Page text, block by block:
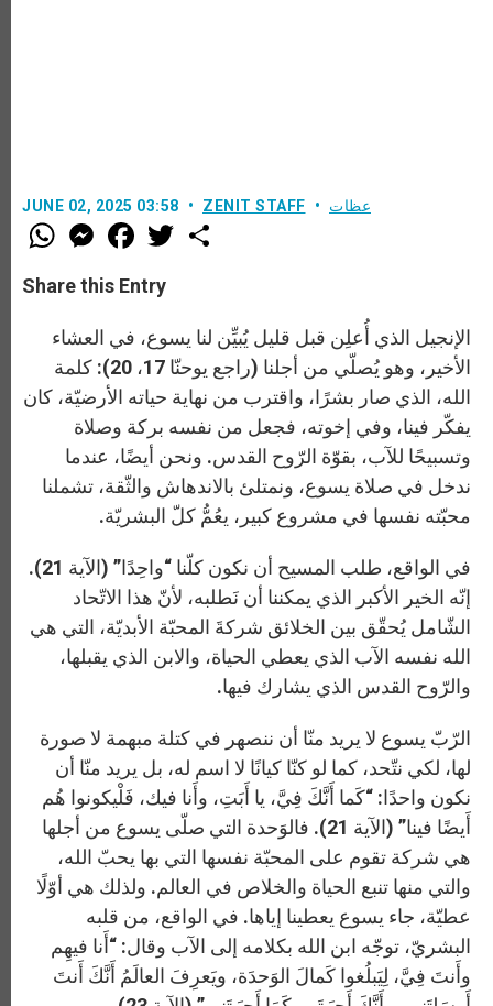
JUNE 02, 2025 03:58 ZENIT STAFF عظات
W
h
t
s
p
p
M
e
s
e
g
e
r
F
a
e
b
o
k
w
r
Share this Entry
الإنجيل الذي أُعلِن قبل قليل يُبيِّن لنا يسوع، في العشاء
الأخير، وهو يُصلّي من أجلنا (راجع يوحنّا 17، 20): كلمة
الله، الذي صار بشرًا، واقترب من نهاية حياته الأرضيّة، كان
يفكّر فينا، وفي إخوته، فجعل من نفسه بركة وصلاة
وتسبيحًا للآب، بقوّة الرّوح القدس. ونحن أيضًا، عندما
ندخل في صلاة يسوع، ونمتلئ بالاندهاش والثّقة، تشملنا
محبّته نفسها في مشروع كبير، يعُمُّ كلّ البشريّة.
في الواقع، طلب المسيح أن نكون كلّنا “واحِدًا” (الآية 21).
إنّه الخير الأكبر الذي يمكننا أن نَطلبه، لأنّ هذا الاتّحاد
الشّامل يُحقّق بين الخلائق شركةَ المحبّة الأبديّة، التي هي
الله نفسه الآب الذي يعطي الحياة، والابن الذي يقبلها،
والرّوح القدس الذي يشارك فيها.
الرّبّ يسوع لا يريد منّا أن ننصهر في كتلة مبهمة لا صورة
لها، لكي نتّحد، كما لو كنّا كيانًا لا اسم له، بل يريد منّا أن
نكون واحدًا: “كَما أَنَّكَ فِيَّ، يا أَبَتِ، وأَنا فيك، فَلْيكونوا هُم
أَيضًا فينا” (الآية 21). فالوَحدة التي صلّى يسوع من أجلها
هي شركة تقوم على المحبّة نفسها التي بها يحبّ الله،
والتي منها تنبع الحياة والخلاص في العالم. ولذلك هي أوّلًا
عطيّة، جاء يسوع يعطينا إياها. في الواقع، من قلبه
البشريّ، توجّه ابن الله بكلامه إلى الآب وقال: “أَنا فيهِم
وأَنتَ فِيَّ، لِيَبلُغوا كَمالَ الوَحدَة، ويَعرِفَ العالَمُ أَنَّكَ أَنتَ